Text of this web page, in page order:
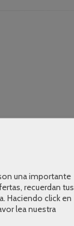
una importante
recuerdan tus
Haciendo click en
lea nuestra